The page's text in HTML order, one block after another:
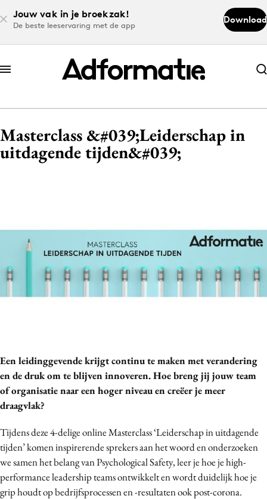
Jouw vak in je broekzak!
De beste leeservaring met de app
Download
Abonneer nu
Abonneer nu
Log in
9 sept: GenAI-training
12 nov: MarketingLive!
Adverteren
Events
Opleidingen
Vacatures
Academy
Partners
Masterclass &#039;Leiderschap in
uitdagende tijden&#039;
Een leidinggevende krijgt continu te maken met verandering
en de druk om te blijven innoveren. Hoe breng jij jouw team
of organisatie naar een hoger niveau en creëer je meer
draagvlak?
Tijdens deze 4-delige online Masterclass ‘Leiderschap in uitdagende
tijden’ komen inspirerende sprekers aan het woord en onderzoeken
we samen het belang van Psychological Safety, leer je hoe je high-
performance leadership teams ontwikkelt en wordt duidelijk hoe je
grip houdt op bedrijfsprocessen en -resultaten ook post-corona.